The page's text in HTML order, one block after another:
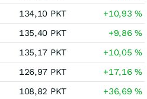
134,10 PKT +10,93%
135,40 PKT +9,86%
135,17 PKT +10,05%
126,97 PKT +17,16%
108,82 PKT +36,69%